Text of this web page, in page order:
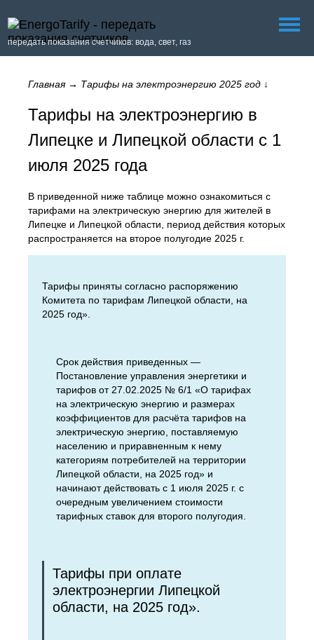
передать показания счетчиков: вода, свет, газ
Главная→ Тарифы на электроэнергию 2025 год ↓
Тарифы на электроэнергию в
Липецке и Липецкой области с 1
июля 2025 года
В приведенной ниже таблице можно ознакомиться с
тарифами на электрическую энергию для жителей в
Липецке и Липецкой области, период действия которых
распространяется на второе полугодие 2025 г.
Тарифы приняты согласно распоряжению
Комитета по тарифам Липецкой области, на
2025 год».
Срок действия приведенных —
Постановление управления энергетики и
тарифов от 27.02.2025 № 6/1 «О тарифах
на электрическую энергию и размерах
коэффициентов для расчёта тарифов на
электрическую энергию, поставляемую
населению и приравненным к нему
категориям потребителей на территории
Липецкой области, на 2025 год» и
начинают действовать с 1 июля 2025 г. с
очередным увеличением стоимости
тарифных ставок для второго полугодия.
Тарифы при оплате
электроэнергии Липецкой
области, на 2025 год».